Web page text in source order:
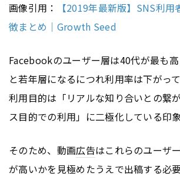
画像引用：
【2019年最新版】SNS利
徴まとめ｜Growth Seed
Facebookのユーザー層は40代が最も
と若年層になるにつれ利用率は下がっ
利用目的は「リアルな知り合いとの繋
ス目的での利用」に二極化している印象
そのため、動画広告はこれらのユーザ
が高いかを見極めたうえで出稿する必